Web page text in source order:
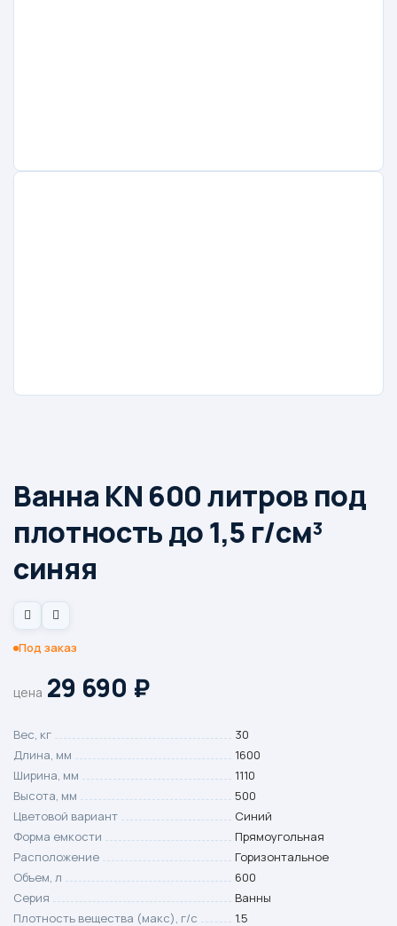
Ванна KN 600 литров под
плотность до 1,5 г/см³
синяя
Под заказ
цена 29 690 ₽
Вес, кг
30
Длина, мм
1600
Ширина, мм
1110
Высота, мм
500
Цветовой вариант
Синий
Форма емкости
Прямоугольная
Расположение
Горизонтальное
Объем, л
600
Серия
Ванны
Плотность вещества (макс), г/с
1.5